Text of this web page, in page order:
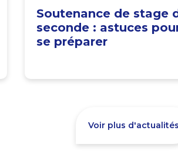
Soutenance de stage
seconde : astuces
se préparer
Voir plus d'actualités